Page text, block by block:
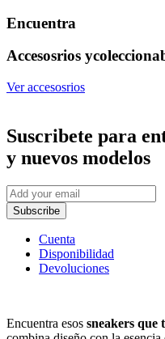
Encuentra
Accesosrios y
Ver accesosrios
Suscribete para
y nuevos modelos
Subscribe
Cuenta
Disponibilidad
Devoluciones
Encuentra esos sneakers que